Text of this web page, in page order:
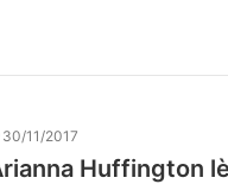
30/11/2017
Huffington